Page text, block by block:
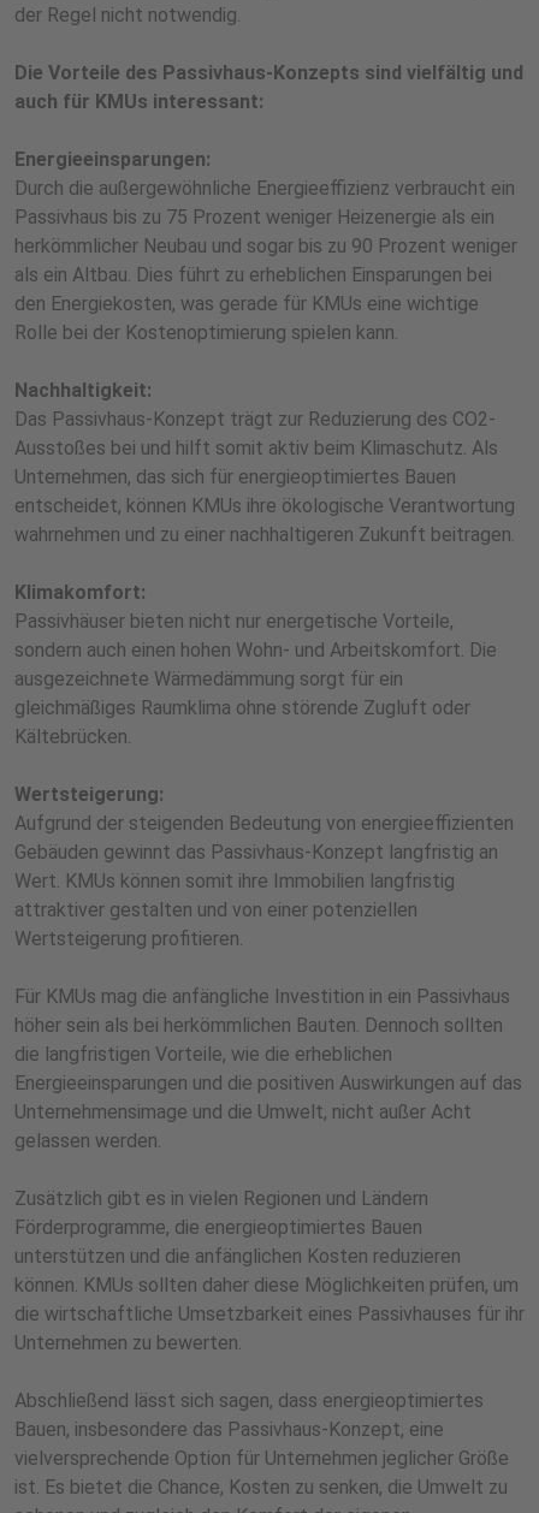
der Regel nicht notwendig.
Die Vorteile des Passivhaus-Konzepts sind vielfältig und
auch für KMUs interessant:
Energieeinsparungen:
Durch die außergewöhnliche Energieeffizienz verbraucht ein
Passivhaus bis zu 75 Prozent weniger Heizenergie als ein
herkömmlicher Neubau und sogar bis zu 90 Prozent weniger
als ein Altbau. Dies führt zu erheblichen Einsparungen bei
den Energiekosten, was gerade für KMUs eine wichtige
Rolle bei der Kostenoptimierung spielen kann.
Nachhaltigkeit:
Das Passivhaus-Konzept trägt zur Reduzierung des CO2-
Ausstoßes bei und hilft somit aktiv beim Klimaschutz. Als
Unternehmen, das sich für energieoptimiertes Bauen
entscheidet, können KMUs ihre ökologische Verantwortung
wahrnehmen und zu einer nachhaltigeren Zukunft beitragen.
Klimakomfort:
Passivhäuser bieten nicht nur energetische Vorteile,
sondern auch einen hohen Wohn- und Arbeitskomfort. Die
ausgezeichnete Wärmedämmung sorgt für ein
gleichmäßiges Raumklima ohne störende Zugluft oder
Kältebrücken.
Wertsteigerung:
Aufgrund der steigenden Bedeutung von energieeffizienten
Gebäuden gewinnt das Passivhaus-Konzept langfristig an
Wert. KMUs können somit ihre Immobilien langfristig
attraktiver gestalten und von einer potenziellen
Wertsteigerung profitieren.
Für KMUs mag die anfängliche Investition in ein Passivhaus
höher sein als bei herkömmlichen Bauten. Dennoch sollten
die langfristigen Vorteile, wie die erheblichen
Energieeinsparungen und die positiven Auswirkungen auf das
Unternehmensimage und die Umwelt, nicht außer Acht
gelassen werden.
Zusätzlich gibt es in vielen Regionen und Ländern
Förderprogramme, die energieoptimiertes Bauen
unterstützen und die anfänglichen Kosten reduzieren
können. KMUs sollten daher diese Möglichkeiten prüfen, um
die wirtschaftliche Umsetzbarkeit eines Passivhauses für ihr
Unternehmen zu bewerten.
Abschließend lässt sich sagen, dass energieoptimiertes
Bauen, insbesondere das Passivhaus-Konzept, eine
vielversprechende Option für Unternehmen jeglicher Größe
ist. Es bietet die Chance, Kosten zu senken, die Umwelt zu